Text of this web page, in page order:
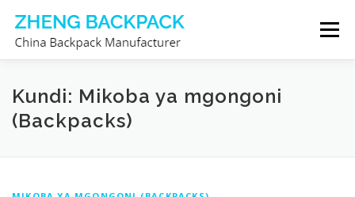
content
Menu
MTENGENEZAJI WA MABEGI YA MGONGONI
Kundi: Mikoba ya mgongoni
(Backpacks)